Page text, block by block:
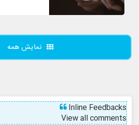
نمایش همه
Inline Feedbacks
View all comments